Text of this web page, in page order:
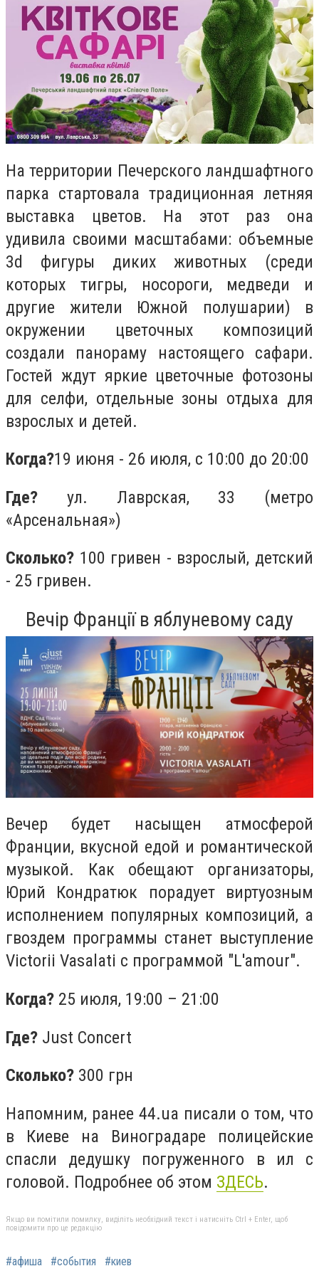
На территории Печерского ландшафтного
парка стартовала традиционная летняя
выставка цветов. На этот раз она
удивила своими масштабами: объемные
3d фигуры диких животных (среди
которых тигры, носороги, медведи и
другие жители Южной полушарии) в
окружении цветочных композиций
создали панораму настоящего сафари.
Гостей ждут яркие цветочные фотозоны
для селфи, отдельные зоны отдыха для
взрослых и детей.
Когда?19 июня - 26 июля, с 10:00 до 20:00
Где? ул. Лаврская, 33 (метро
«Арсенальная»)
Сколько? 100 гривен - взрослый, детский
- 25 гривен.
Вечір Франції в яблуневому саду
Вечер будет насыщен атмосферой
Франции, вкусной едой и романтической
музыкой. Как обещают организаторы,
Юрий Кондратюк порадует виртуозным
исполнением популярных композиций, а
гвоздем программы станет выступление
Victorii Vasalati с программой "L'amour".
Когда? 25 июля, 19:00 – 21:00
Где? Just Concert
Сколько? 300 грн
Напомним, ранее 44.ua писали о том, что
в Киеве на Виноградаре полицейские
спасли дедушку погруженного в ил с
головой. Подробнее об этом ЗДЕСЬ.
Якщо ви помітили помилку, виділіть необхідний текст і натисніть Ctrl + Enter, щоб
повідомити про це редакцію
#афиша #события #киев